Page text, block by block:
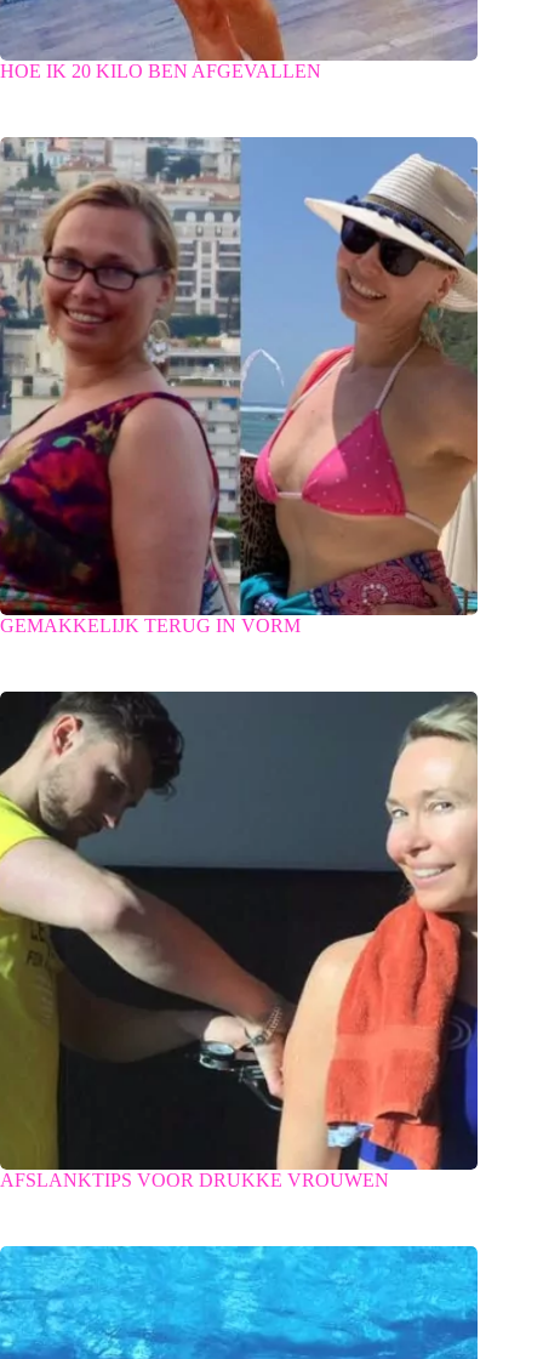
HOE IK 20 KILO BEN AFGEVALLEN
GEMAKKELIJK TERUG IN VORM
AFSLANKTIPS VOOR DRUKKE VROUWEN